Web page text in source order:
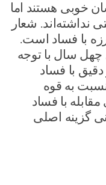
خوبی هستند اما
نداشته‌اند. شعار
با فساد است.
سال با توجه
دقیق با فساد
نسبت به قوه
با فساد
گزینه اصلی